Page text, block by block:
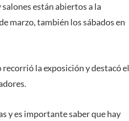
están abiertos a la
marzo, también los sábados en
la exposición y destacó el
y es importante saber que hay